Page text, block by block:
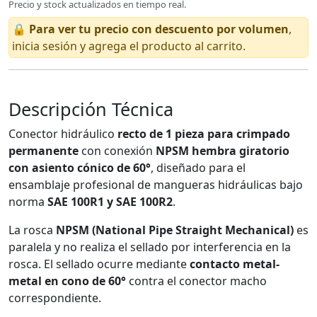
Precio y stock actualizados en tiempo real.
🔒 Para ver tu precio con descuento por volumen,
inicia sesión y agrega el producto al carrito.
Descripción Técnica
Conector hidráulico recto de 1 pieza para crimpado
permanente con conexión NPSM hembra giratorio
con asiento cónico de 60°, diseñado para el
ensamblaje profesional de mangueras hidráulicas bajo
norma SAE 100R1 y SAE 100R2.
La rosca NPSM (National Pipe Straight Mechanical) es
paralela y no realiza el sellado por interferencia en la
rosca. El sellado ocurre mediantecontacto metal-
metal en cono de 60° contra el conector macho
correspondiente.